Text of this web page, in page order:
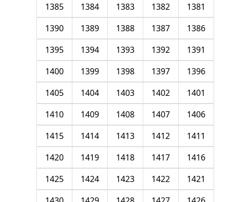
1381
1382
1383
1384
1385
1386
1387
1388
1389
1390
1391
1392
1393
1394
1395
1396
1397
1398
1399
1400
1401
1402
1403
1404
1405
1406
1407
1408
1409
1410
1411
1412
1413
1414
1415
1416
1417
1418
1419
1420
1421
1422
1423
1424
1425